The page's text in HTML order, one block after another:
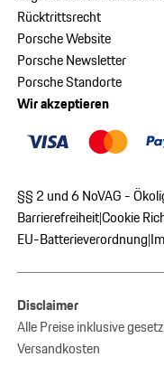
Rücktrittsrecht
Porsche Website
Porsche Newsletter
Porsche Standorte
Wir akzeptieren
§§ 2 und 6 NoVAG -
Barrierefreiheit|Cookie
EU-Batterieverordnung|
Disclaimer
Alle Preise inklusive
Versandkosten